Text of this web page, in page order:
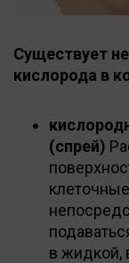
Существует
кислорода в
(спрей)
в жидкой,